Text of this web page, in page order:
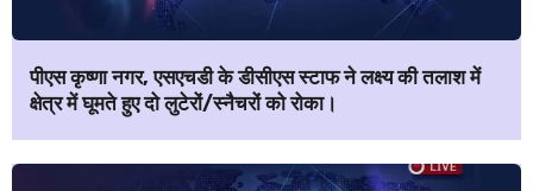
पीएस कृष्णा नगर, एसएचडी के डीसीएस स्टाफ ने लक्ष्य की तलाश में
क्षेत्र में घूमते हुए दो लुटेरों/स्नैचरों को रोका।